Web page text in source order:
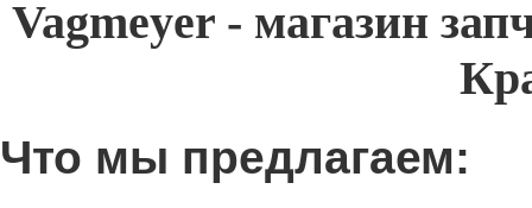
Vagmeyer - магазин
Что мы предлагаем: